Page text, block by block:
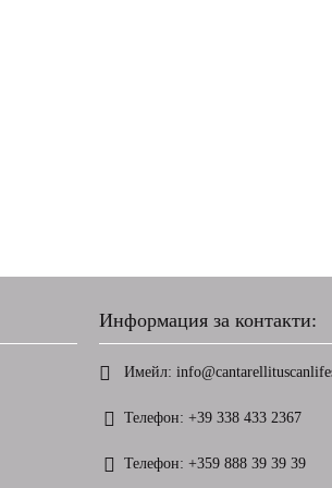
Информация за контакти:
Имейл:
Телефон: +39 338 433 2367
Телефон: +359 888 39 39 39